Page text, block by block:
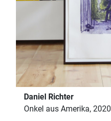
Daniel Richter
Onkel aus Amerika, 2020